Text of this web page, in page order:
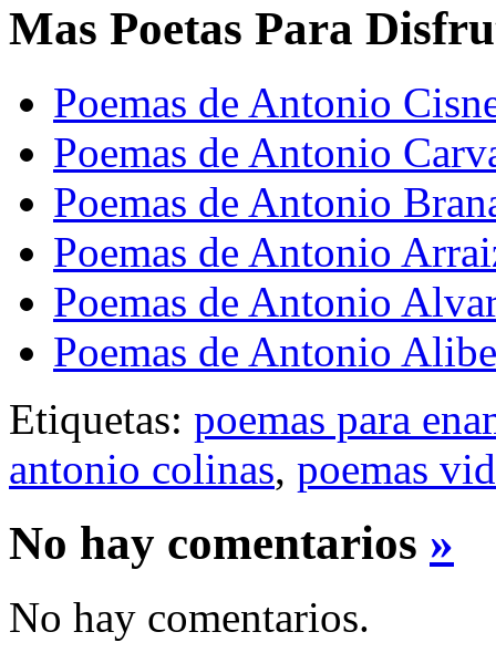
Mas Poetas Para
Poemas de Antonio
Poemas de Antonio
Poemas de Antonio
Poemas de Antonio
Poemas de Antonio
Poemas de Antonio
Etiquetas: poemas para
antonio colinas, poemas
No hay comentarios »
No hay comentarios.